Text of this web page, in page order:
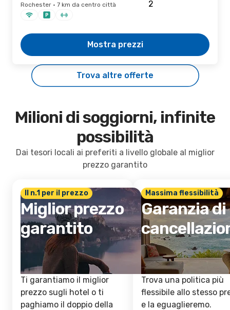
Rochester · 7 km da centro città
Mostra prezzi
Trova altre offerte
Milioni di soggiorni, infinite
possibilità
Dai tesori locali ai preferiti a livello globale al miglior
prezzo garantito
Il n.1 per il prezzo
Miglior prezzo
garantito
Ti garantiamo il miglior
prezzo sugli hotel o ti
paghiamo il doppio della
Massima flessibilità
Garanzia di
Trova una politica più
flessibile allo stesso
e la eguaglieremo.